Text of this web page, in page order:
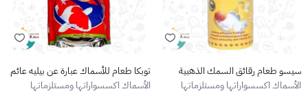
سيسو طعام رقائق السمك الذهبية
الأسماك اكسسواراتها ومستلزماتها
توبكا طعام للأسماك عبارة عن بيليه عائم
الأسماك اكسسواراتها ومستلزماتها